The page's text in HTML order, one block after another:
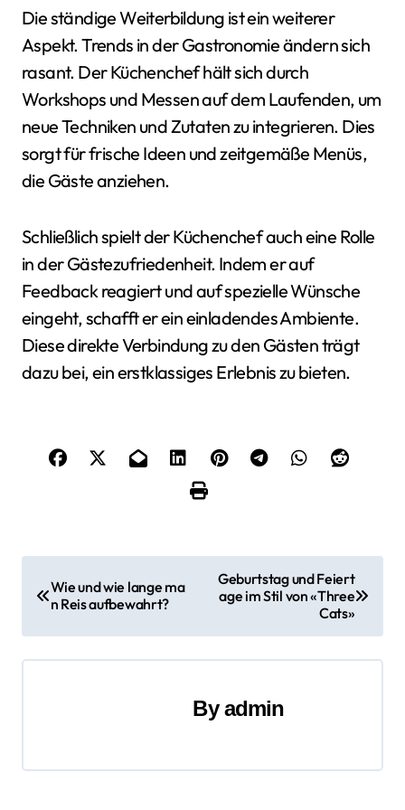
Die ständige Weiterbildung ist ein weiterer
Aspekt. Trends in der Gastronomie ändern sich
rasant. Der Küchenchef hält sich durch
Workshops und Messen auf dem Laufenden, um
neue Techniken und Zutaten zu integrieren. Dies
sorgt für frische Ideen und zeitgemäße Menüs,
die Gäste anziehen.
Schließlich spielt der Küchenchef auch eine Rolle
in der Gästezufriedenheit. Indem er auf
Feedback reagiert und auf spezielle Wünsche
eingeht, schafft er ein einladendes Ambiente.
Diese direkte Verbindung zu den Gästen trägt
dazu bei, ein erstklassiges Erlebnis zu bieten.
i
Wie und wie lange ma
n Reis aufbewahrt?
Geburtstag und Feiert
age im Stil von «Three
Cats»
Byadmin